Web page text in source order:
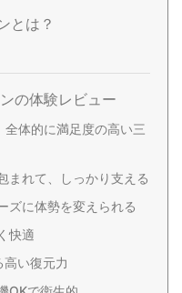
とは？
の体験レビュー
体的に満足度の高い三
まれて、しっかり支える
ズに体勢を変えられる
快適
い復元力